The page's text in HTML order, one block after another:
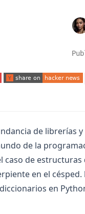
de librerías
de la
caso de
en el
en